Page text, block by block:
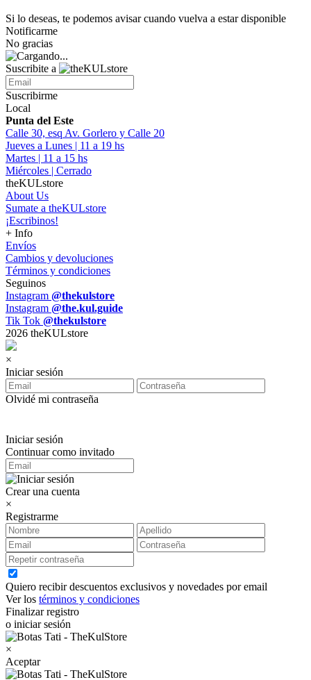
Si lo deseas, te podemos avisar cuando vuelva a estar disponible
Notificarme
No gracias
Suscribite a
Suscribirme
Local
Punta del Este
Calle 30, esq Av. Gorlero y Calle 20
Jueves a Lunes | 11 a 19 hs
Martes | 11 a 15 hs
Miércoles | Cerrado
theKULstore
About Us
Sumate a theKULstore
¡Escribinos!
+ Info
Envíos
Cambios y devoluciones
Términos y condiciones
Seguinos
Instagram @thekulstore
Instagram @the.kul.guide
Tik Tok @thekulstore
2026 theKULstore
×
Iniciar sesión
Olvidé mi contraseña
Iniciar sesión
Continuar como invitado
Crear una cuenta
×
Registrarme
Quiero recibir descuentos exclusivos y novedades por email
Ver los términos y condiciones
Finalizar registro
o iniciar sesión
×
Aceptar